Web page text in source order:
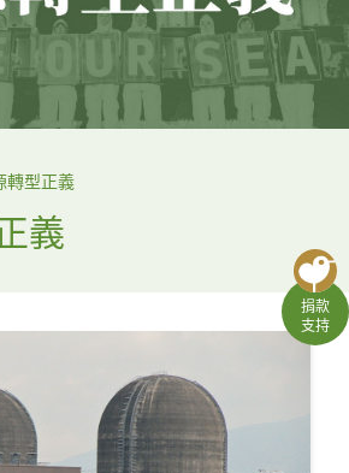
捐款
支持
轉型正義
義